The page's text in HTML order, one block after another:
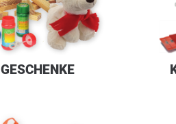
GESCHENKE